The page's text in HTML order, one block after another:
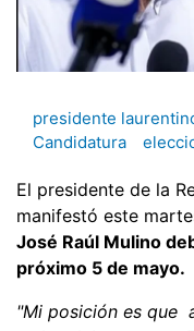
presidente
Candidatura
El presidente de la
manifestó este
José Raúl Mulino
próximo 5 de mayo.
"Mi posición es que